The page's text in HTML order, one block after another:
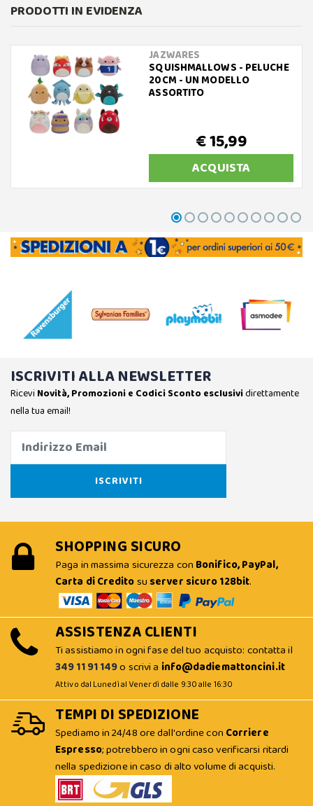
PRODOTTI IN EVIDENZA
JAZWARES
SQUISHMALLOWS - PELUCHE
20CM - UN MODELLO
ASSORTITO
€ 15,99
ACQUISTA
ISCRIVITI ALLA NEWSLETTER
Ricevi Novità, Promozioni e Codici Sconto esclusividirettamente
nella tua email!
SHOPPING SICURO
Paga in massima sicurezza con Bonifico, PayPal,
Carta di Creditosu server sicuro 128bit.
ASSISTENZA CLIENTI
Ti assistiamo in ogni fase del tuo acquisto: contatta il
349 11 91 149o scrivi a info@dadiemattoncini.it
Attivo dal Lunedì al Venerdì dalle 9:30 alle 16:30
TEMPI DI SPEDIZIONE
Spediamo in 24/48 ore dall'ordine con Corriere
Espresso; potrebbero in ogni caso verificarsi ritardi
nella spedizione in caso di alto volume di acquisti.